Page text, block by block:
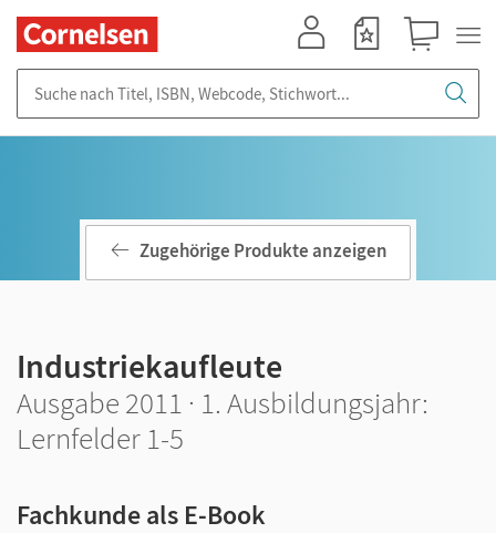
Zugehörige Produkte anzeigen
Industriekaufleute
Ausgabe 2011 · 1. Ausbildungsjahr:
Lernfelder 1-5
Fachkunde als E-Book